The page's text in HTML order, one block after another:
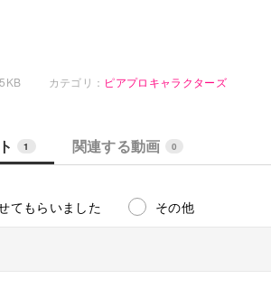
カテゴリ： ピアプロキャラクターズ
1 関連する動画 0
てもらいました その他